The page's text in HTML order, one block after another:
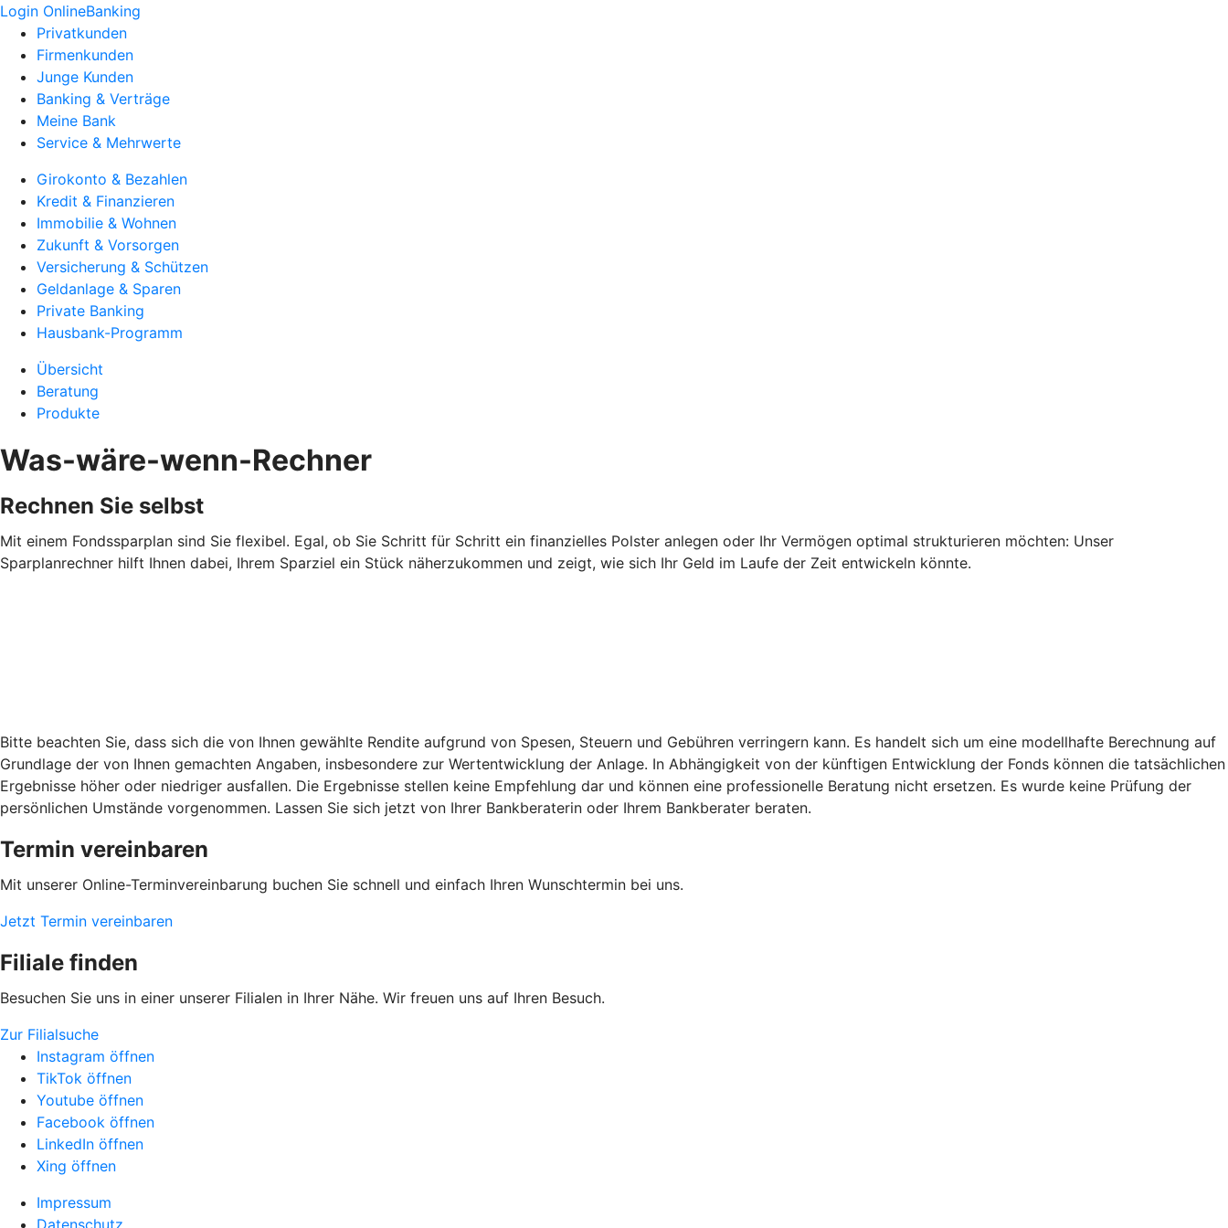
Login OnlineBanking
Privatkunden
Firmenkunden
Junge Kunden
Banking & Verträge
Meine Bank
Service & Mehrwerte
Girokonto & Bezahlen
Kredit & Finanzieren
Immobilie & Wohnen
Zukunft & Vorsorgen
Versicherung & Schützen
Geldanlage & Sparen
Private Banking
Hausbank-Programm
Übersicht
Beratung
Produkte
Was-wäre-wenn-Rechner
Rechnen Sie selbst
Mit einem Fondssparplan sind Sie flexibel. Egal, ob Sie Schritt für Schritt ein finanzielles Polster anlegen oder Ihr Vermögen optimal strukturieren möchten: Unser
Sparplanrechner hilft Ihnen dabei, Ihrem Sparziel ein Stück näherzukommen und zeigt, wie sich Ihr Geld im Laufe der Zeit entwickeln könnte.
Bitte beachten Sie, dass sich die von Ihnen gewählte Rendite aufgrund von Spesen, Steuern und Gebühren verringern kann. Es handelt sich um eine modellhafte Berechnung auf
Grundlage der von Ihnen gemachten Angaben, insbesondere zur Wertentwicklung der Anlage. In Abhängigkeit von der künftigen Entwicklung der Fonds können die tatsächlichen
Ergebnisse höher oder niedriger ausfallen. Die Ergebnisse stellen keine Empfehlung dar und können eine professionelle Beratung nicht ersetzen. Es wurde keine Prüfung der
persönlichen Umstände vorgenommen. Lassen Sie sich jetzt von Ihrer Bankberaterin oder Ihrem Bankberater beraten.
Termin vereinbaren
Mit unserer Online-Terminvereinbarung buchen Sie schnell und einfach Ihren Wunschtermin bei uns.
Jetzt Termin vereinbaren
Filiale finden
Besuchen Sie uns in einer unserer Filialen in Ihrer Nähe. Wir freuen uns auf Ihren Besuch.
Zur Filialsuche
Instagram öffnen
TikTok öffnen
Youtube öffnen
Facebook öffnen
LinkedIn öffnen
Xing öffnen
Impressum
Datenschutz